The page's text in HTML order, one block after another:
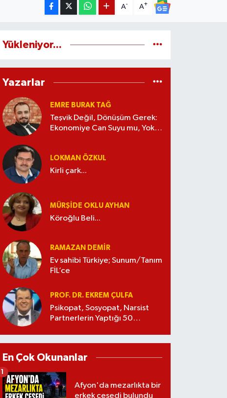
A- A+
Yükleniyor...
Yazarlar
EMRE BURAK TAĞ
Teşvik Değil, Dönüşüm Gerek:
Ekonomiye Can Suyu mu, Yoksa
LOKMAN ÖZKUL
Kirli çark...
MÜRŞIDE OKLU AYHAN
Köroğlu Beli...
RAMAZAN DEMİR
Ev sahibi Türkiye; Sunum/Tanım
FİL’ce
PROF. DR. EKREM ÇULFA
Psikopat, Sosyopat, Narsist
Partnerlerin Yaptığı 50
En Çok Okunanlar
Afyon'da mezarlıkta bir
erkek cesedi bulundu
1